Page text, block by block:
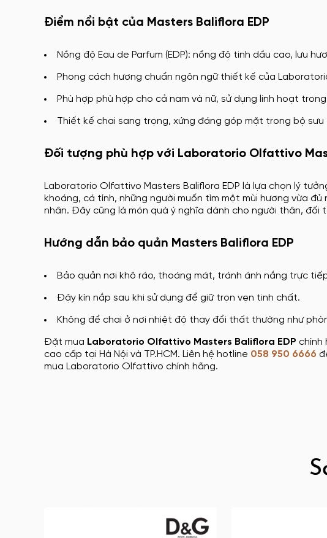
Điểm nổi bật của Masters Baliflora EDP
Nồng độ Eau de Parfum (EDP): nồng độ tinh dầu cao, lưu
Phong cách hương chuẩn ngôn ngữ thiết kế của
Phù hợp phù hợp cho cả nam và nữ, sử dụng linh hoạt
Thiết kế chai sang trọng, xứng đáng góp mặt trong bộ sưu
Đối tượng phù hợp với Laboratorio Olfattivo
Laboratorio Olfattivo Masters Baliflora EDP là lựa chọn lý
khoáng, cá tính, những người muốn tìm một mùi hương vừa
nhân. Đây cũng là món quà ý nghĩa dành cho người thân, đối
Hướng dẫn bảo quản Masters Baliflora EDP
Bảo quản nơi khô ráo, thoáng mát, tránh ánh nắng trực
Đậy kín nắp sau khi sử dụng để giữ trọn vẹn tinh chất.
Không để chai ở nơi nhiệt độ thay đổi thất thường như
Đặt mua Laboratorio Olfattivo Masters Baliflora EDP chính
cao cấp tại Hà Nội và TP.HCM. Liên hệ hotline 058 950 6666
mua Laboratorio Olfattivo chính hãng.